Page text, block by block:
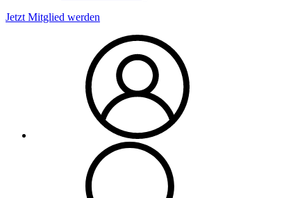
Jetzt Mitglied werden